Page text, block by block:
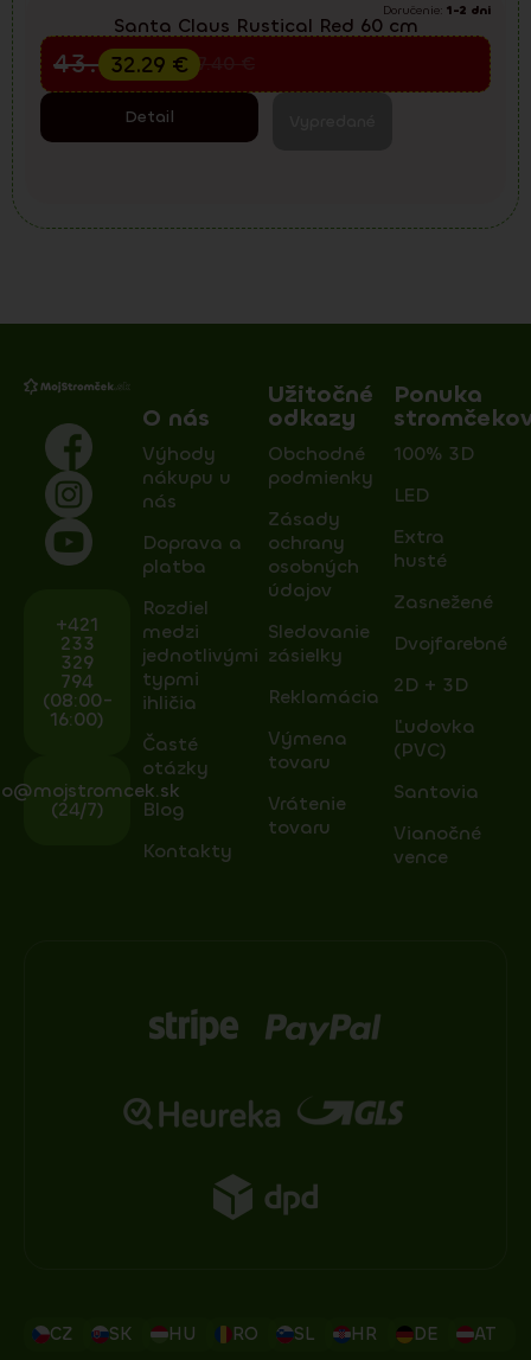
Doručenie: 1-2 dni
Santa Claus Rustical Red 60 cm
Predvianočný výpredaj
57.40
43.05€
32.29 €
Detail
+421
233
329
794
(08:00-
16:00)
(24/7)
O nás
Výhody
nákupu u
nás
Doprava a
platba
Rozdiel
medzi
jednotlivými
typmi
ihličia
Časté
otázky
Blog
Kontakty
Užitočné
odkazy
Obchodné
podmienky
Zásady
ochrany
osobných
údajov
Sledovanie
zásielky
Reklamácia
Výmena
tovaru
Vrátenie
tovaru
Ponuka
100% 3D
LED
Extra
husté
Zasnežené
Dvojfarebné
2D + 3D
Ľudovka
(PVC)
Santovia
Vianočné
vence
CZ SK HU RO SL HR DE AT